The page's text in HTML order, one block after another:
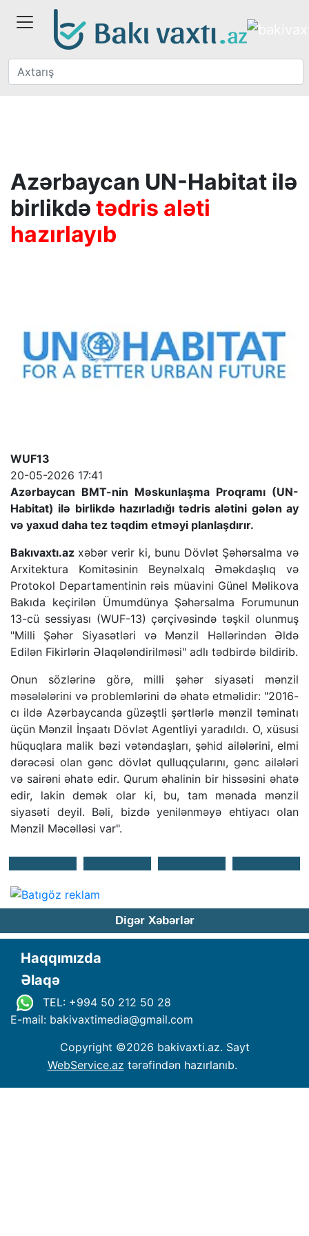
Azərbaycan UN-Habitat ilə
birlikdə tədris aləti
hazırlayıb
WUF13
20-05-2026 17:41
Azərbaycan BMT-nin Məskunlaşma Proqramı (UN-
Habitat) ilə birlikdə hazırladığı tədris alətini gələn ay
və yaxud daha tez təqdim etməyi planlaşdırır.
Bakıvaxtı.az xəbər verir ki, bunu Dövlət Şəhərsalma və
Arxitektura Komitəsinin Beynəlxalq Əməkdaşlıq və
Protokol Departamentinin rəis müavini Günel Məlikova
Bakıda keçirilən Ümumdünya Şəhərsalma Forumunun
13-cü sessiyası (WUF-13) çərçivəsində təşkil olunmuş
"Milli Şəhər Siyasətləri və Mənzil Həllərindən Əldə
Edilən Fikirlərin Əlaqələndirilməsi" adlı tədbirdə bildirib.
Onun sözlərinə görə, milli şəhər siyasəti mənzil
məsələlərini və problemlərini də əhatə etməlidir: "2016-
cı ildə Azərbaycanda güzəştli şərtlərlə mənzil təminatı
üçün Mənzil İnşaatı Dövlət Agentliyi yaradıldı. O, xüsusi
hüquqlara malik bəzi vətəndaşları, şəhid ailələrini, elmi
dərəcəsi olan gənc dövlət qulluqçularını, gənc ailələri
və sairəni əhatə edir. Qurum əhalinin bir hissəsini əhatə
edir, lakin demək olar ki, bu, tam mənada mənzil
siyasəti deyil. Bəli, bizdə yenilənməyə ehtiyacı olan
Mənzil Məcəlləsi var".
Digər Xəbərlər
Haqqımızda
Əlaqə
TEL: +994 50 212 50 28
E-mail: bakivaxtimedia@gmail.com
Copyright ©2026 bakivaxti.az. Sayt
WebService.az tərəfindən hazırlanıb.